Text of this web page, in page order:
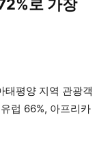
로 가장
태평양 지역 관광객
럽 66%, 아프리카